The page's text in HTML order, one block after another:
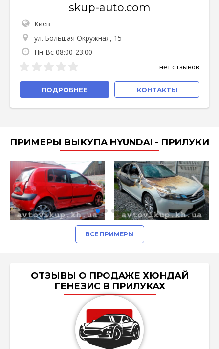
skup-auto.com
Киев
ул. Большая Окружная, 15
Пн-Вс 08:00-23:00
нет отзывов
ПОДРОБНЕЕ КОНТАКТЫ
ПРИМЕРЫ ВЫКУПА HYUNDAI - ПРИЛУКИ
ВСЕ ПРИМЕРЫ
ОТЗЫВЫ О ПРОДАЖЕ ХЮНДАЙ
ГЕНЕЗИС В ПРИЛУКАХ